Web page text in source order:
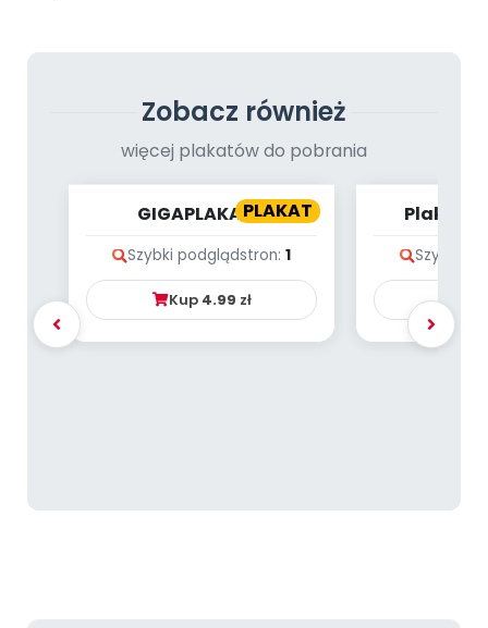
Zobacz również
więcej plakatów do pobrania
PLAKAT
GIGAPLAKAT -
Szybki podglądstron: 1
Kup 4.99 zł
Plakat -
Szybki